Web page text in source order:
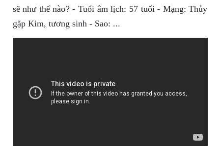
sẽ như thế nào? - Tuổi âm lịch: 57 tuổi - Mạng: Thủy
gặp Kim, tương sinh - Sao: ...